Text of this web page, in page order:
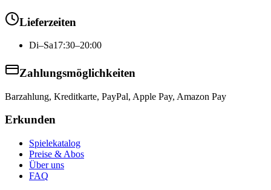
Lieferzeiten
Di–Sa17:30–20:00
Zahlungsmöglichkeiten
Barzahlung, Kreditkarte, PayPal, Apple Pay, Amazon Pay
Erkunden
Spielekatalog
Preise & Abos
Über uns
FAQ